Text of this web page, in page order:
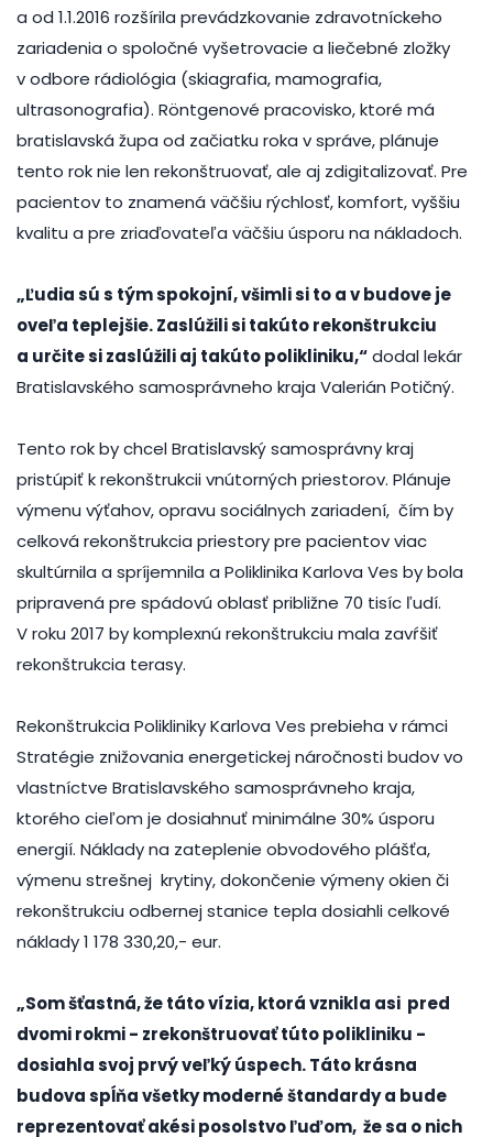
a od 1.1.2016 rozšírila prevádzkovanie zdravotníckeho
zariadenia o spoločné vyšetrovacie a liečebné zložky
v odbore rádiológia (skiagrafia, mamografia,
ultrasonografia). Röntgenové pracovisko, ktoré má
bratislavská župa od začiatku roka v správe, plánuje
tento rok nie len rekonštruovať, ale aj zdigitalizovať. Pre
pacientov to znamená väčšiu rýchlosť, komfort, vyššiu
kvalitu a pre zriaďovateľa väčšiu úsporu na nákladoch.
„Ľudia sú s tým spokojní, všimli si to a v budove je
oveľa teplejšie. Zaslúžili si takúto rekonštrukciu
a určite si zaslúžili aj takúto polikliniku,“dodal lekár
Bratislavského samosprávneho kraja Valerián Potičný.
Tento rok by chcel Bratislavský samosprávny kraj
pristúpiť k rekonštrukcii vnútorných priestorov. Plánuje
výmenu výťahov, opravu sociálnych zariadení, čím by
celková rekonštrukcia priestory pre pacientov viac
skultúrnila a spríjemnila a Poliklinika Karlova Ves by bola
pripravená pre spádovú oblasť približne 70 tisíc ľudí.
V roku 2017 by komplexnú rekonštrukciu mala zavŕšiť
rekonštrukcia terasy.
Rekonštrukcia Polikliniky Karlova Ves prebieha v rámci
Stratégie znižovania energetickej náročnosti budov vo
vlastníctve Bratislavského samosprávneho kraja,
ktorého cieľom je dosiahnuť minimálne 30% úsporu
energií. Náklady na zateplenie obvodového plášťa,
výmenu strešnej krytiny, dokončenie výmeny okien či
rekonštrukciu odbernej stanice tepla dosiahli celkové
náklady 1 178 330,20,- eur.
„Som šťastná, že táto vízia, ktorá vznikla asi pred
dvomi rokmi - zrekonštruovať túto polikliniku -
dosiahla svoj prvý veľký úspech. Táto krásna
budova spĺňa všetky moderné štandardy a bude
reprezentovať akési posolstvo ľuďom, že sa o nich